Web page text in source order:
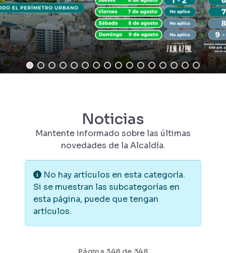
Noticias
Mantente informado sobre las últimas
novedades de la Alcaldía.
Información
No hay artículos en esta categoría.
Si se muestran las subcategorías en
esta página, puede que tengan
artículos.